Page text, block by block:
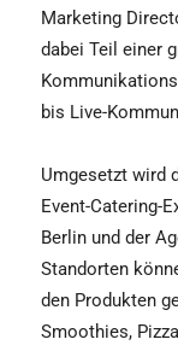
Marketing
dabei Teil einer
bis Live-
Umgesetzt wird
Event-Catering-
Berlin und der
Standorten
den Produkten
Smoothies,